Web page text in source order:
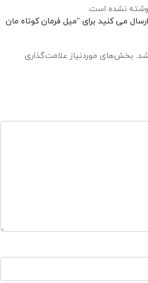
نشده است.
می کنید برای “میل فرمان کوتاه مان
بخش‌های موردنیاز علامت‌گذاری